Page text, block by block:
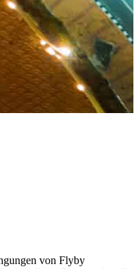
von Flyby